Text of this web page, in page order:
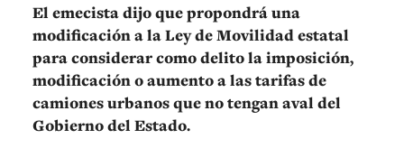
El emecista dijo que propondrá una
modificación a la Ley de Movilidad estatal
para considerar como delito la imposición,
modificación o aumento a las tarifas de
camiones urbanos que no tengan aval del
Gobierno del Estado.